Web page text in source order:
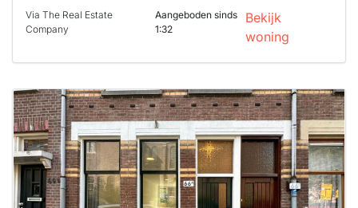
Via The Real Estate
Company
Aangeboden sinds
1:32
Bekijk
woning
Deze woning
is
waarschijnlijk
al verhuurd
Om kans te
maken moet je
binnen 15
minuten
reageren.